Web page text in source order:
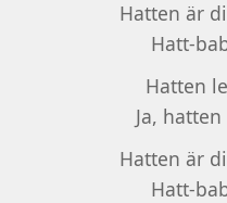
Hatten är
Hatt-
Hatten
Ja,
Hatten är
Hatt-